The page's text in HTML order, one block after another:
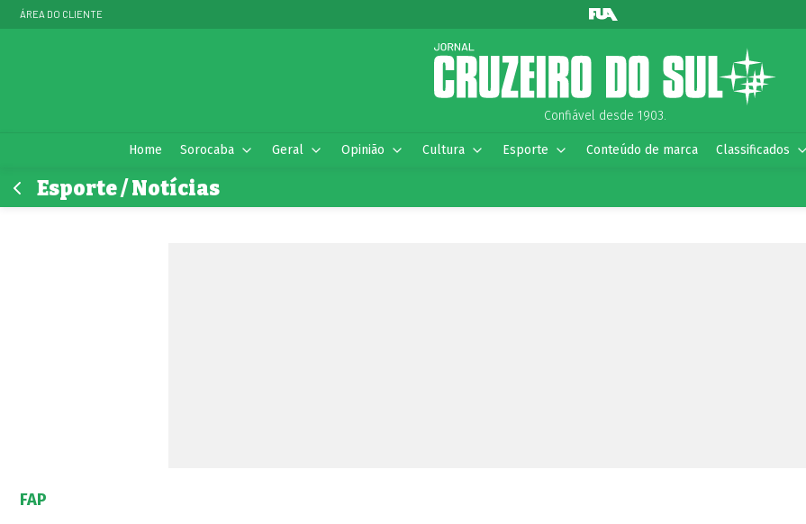
ÁREA DO CLIENTE
Confiável desde 1903.
Home Sorocaba Geral Opinião Cultura Esporte Conteúdo de marca Classificados
Esporte / Notícias
FAP